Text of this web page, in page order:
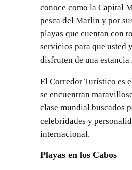
conoce como la Capital
pesca del Marlin y por
playas que cuentan con
servicios para que usted
disfruten de una
El Corredor Turístico es
se encuentran
clase mundial buscados
celebridades y
internacional.
Playas en los Cabos